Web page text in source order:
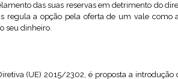
das suas reservas em detrimento do
regula a opção pela oferta de um vale como
seu dinheiro.
(UE) 2015/2302, é proposta a